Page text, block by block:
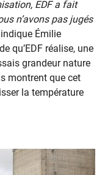
EDF a fait
n’avons pas jugés
Émilie
qu’EDF réalise, une
grandeur nature
montrent que cet
la température